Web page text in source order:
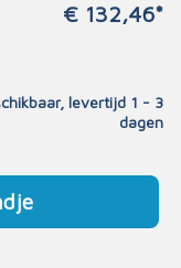
€ 132,46*
levertijd 1 - 3
dagen